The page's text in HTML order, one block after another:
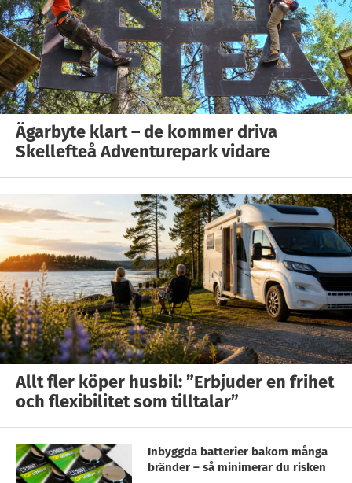
Ägarbyte klart – de kommer driva
Skellefteå Adventurepark vidare
Allt fler köper husbil: ”Erbjuder en frihet
och flexibilitet som tilltalar”
Inbyggda batterier bakom många
bränder – så minimerar du risken